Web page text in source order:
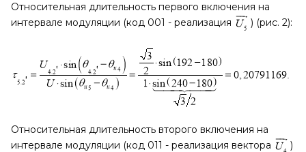
Относительная длительность первого включения на
интервале модуляции (код 001 - реализация
) (рис. 2):
Относительная длительность второго включения на
интервале модуляции (код 011 - реализация вектора
)